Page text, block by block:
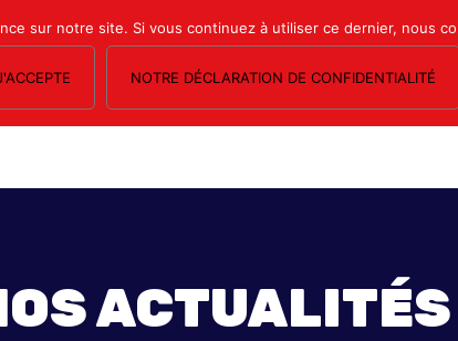
LE MAGAZINE ESPACE ADHÉRENTS FORMATION
ACTUALITÉS
sur notre site. Si vous continuez à utiliser ce dernier, nous
NOTRE DÉCLARATION DE CONFIDENTIALITÉ